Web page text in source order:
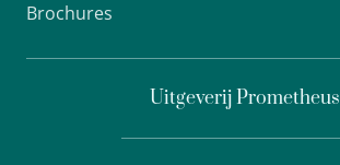
Brochures
Uitgeverij Prometheus